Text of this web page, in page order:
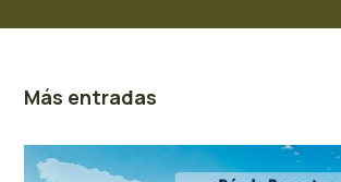
Más entradas